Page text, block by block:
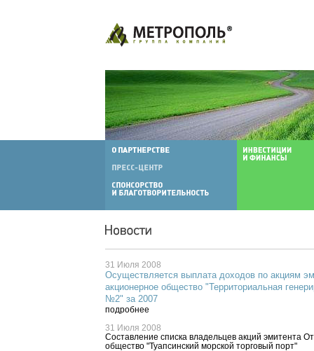
31 Июля 2008
Осуществляется выплата доходов по акциям
акционерное общество "Территориальная
№2" за 2007
подробнее
31 Июля 2008
Составление списка владельцев акций эмитента
общество "Туапсинский морской торговый порт"